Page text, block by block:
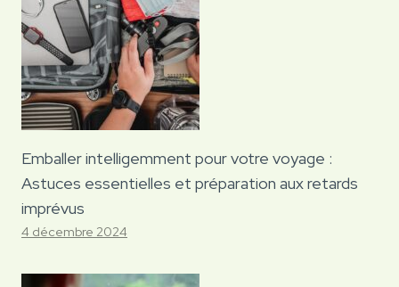
Emballer intelligemment pour votre voyage :
Astuces essentielles et préparation aux retards
imprévus
4 décembre 2024